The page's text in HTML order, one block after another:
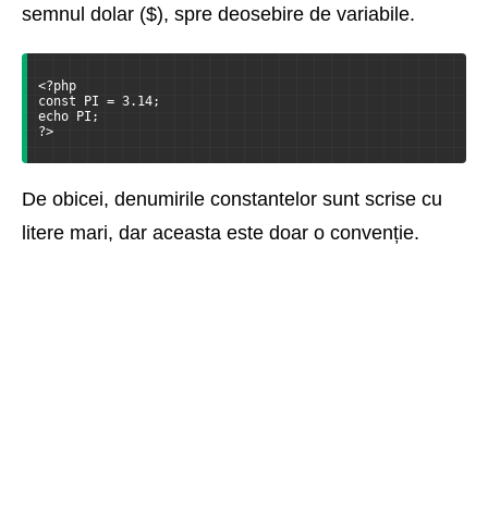
semnul dolar ($), spre deosebire de variabile.
<?php
const PI = 3.14;
echo PI;
?>
De obicei, denumirile constantelor sunt scrise cu
litere mari, dar aceasta este doar o convenție.